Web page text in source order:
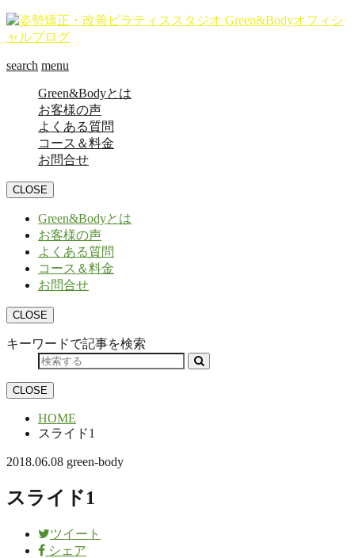
search menu
Green&Bodyとは
お客様の声
よくある質問
コース＆料金
お問合せ
CLOSE
Green&Bodyとは
お客様の声
よくある質問
コース＆料金
お問合せ
CLOSE
キーワードで記事を検索
CLOSE
HOME
スライド1
2018.06.08 green-body
スライド1
ツイート
シェア